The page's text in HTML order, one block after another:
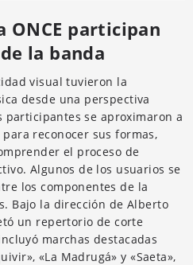
ONCE participan
la banda
visual tuvieron la
desde una perspectiva
participantes se aproximaron a
reconocer sus formas,
el proceso de
Algunos de los usuarios se
los componentes de la
Bajo la dirección de Alberto
un repertorio de corte
marchas destacadas
«La Madrugá» y «Saeta»,